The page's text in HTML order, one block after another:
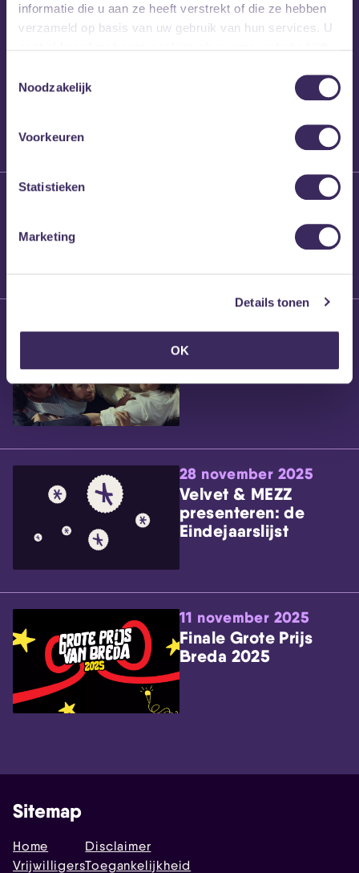
informatie die u aan ze heeft verstrekt of die ze hebben
verzameld op basis van uw gebruik van hun services. U
Noodzakelijk
Voorkeuren
Statistieken
Marketing
Details tonen
OK
26 maart 2026
Willem’s Blog: High
Brennt Vanneste
Willem’s Blog: Ão
28 november 2025
Velvet & MEZZ
presenteren: de
Eindejaarslijst
11 november 2025
Finale Grote Prijs
Breda 2025
Sitemap
Home
Vrijwilligers
Disclaimer
Toegankelijkheid